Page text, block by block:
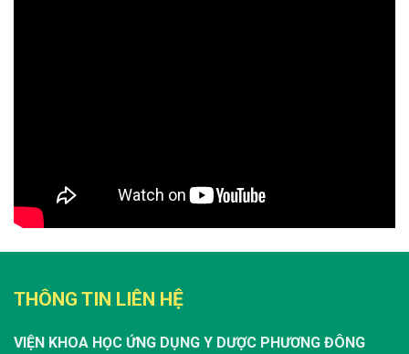
THÔNG TIN LIÊN HỆ
VIỆN KHOA HỌC ỨNG DỤNG Y DƯỢC PHƯƠNG ĐÔNG